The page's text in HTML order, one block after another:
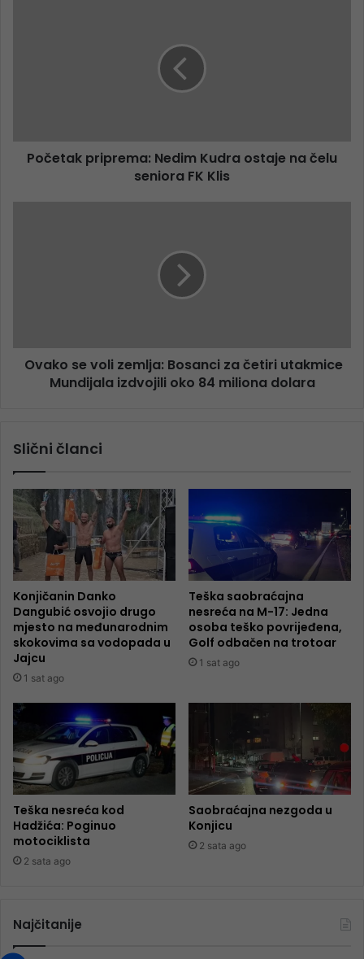
Početak priprema: Nedim Kudra ostaje na čelu
seniora FK Klis
Ovako se voli zemlja: Bosanci za četiri utakmice
Mundijala izdvojili oko 84 miliona dolara
Slični članci
Konjičanin Danko
Dangubić osvojio drugo
mjesto na međunarodnim
skokovima sa vodopada u
Jajcu
1 sat ago
Teška saobraćajna
nesreća na M-17: Jedna
osoba teško povrijeđena,
Golf odbačen na trotoar
1 sat ago
Teška nesreća kod
Hadžića: Poginuo
motociklista
2 sata ago
Saobraćajna nezgoda u
Konjicu
2 sata ago
Najčitanije